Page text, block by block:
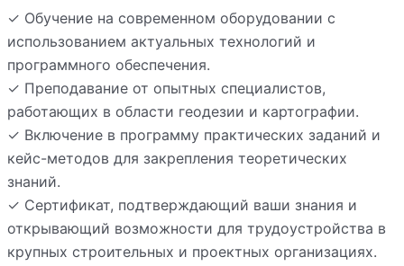
✓ Обучение на современном оборудовании с
использованием актуальных технологий и
программного обеспечения.
✓ Преподавание от опытных специалистов,
работающих в области геодезии и картографии.
✓ Включение в программу практических заданий и
кейс-методов для закрепления теоретических
знаний.
✓ Сертификат, подтверждающий ваши знания и
открывающий возможности для трудоустройства в
крупных строительных и проектных организациях.